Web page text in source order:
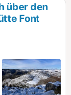
über den
Font